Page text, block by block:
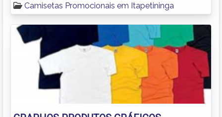
Camisetas Promocionais em Itapetininga